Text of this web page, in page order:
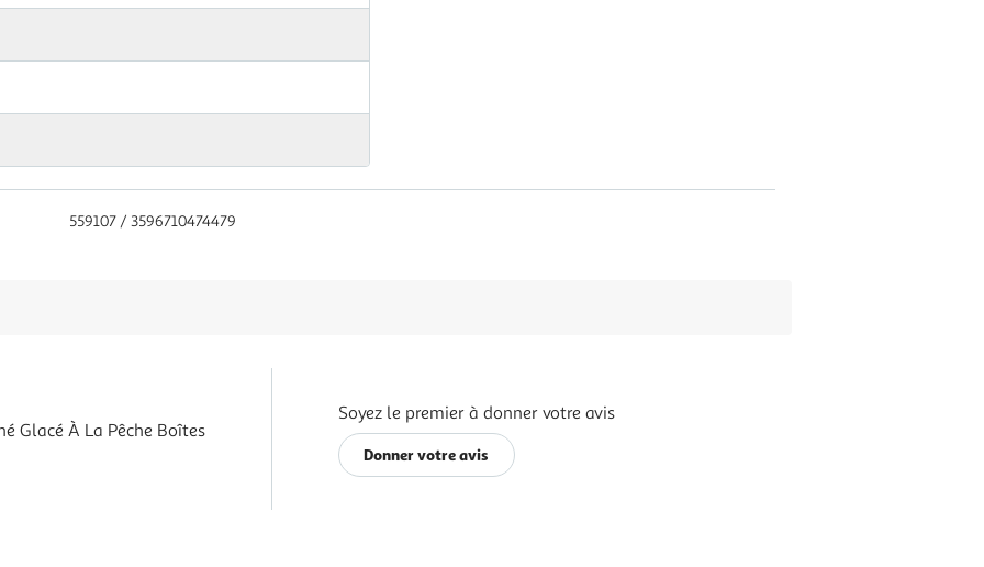
559107 / 3596710474479
Glacé À La Pêche Boîtes
Soyez le premier à donner votre avis
Donner votre avis